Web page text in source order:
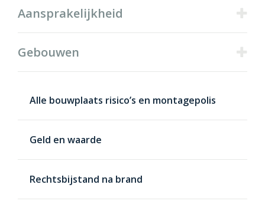
Producten
Aansprakelijkheid
Gebouwen
Alle bouwplaats risico’s en montagepolis
Geld en waarde
Rechtsbijstand na brand